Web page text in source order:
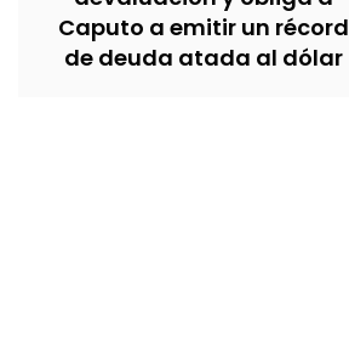
Caputo a emitir un récord
de deuda atada al dólar